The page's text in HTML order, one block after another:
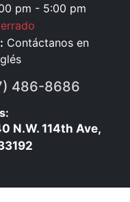
pm - 5:00 pm
Contáctanos en
486-8686
N.W. 114th Ave,